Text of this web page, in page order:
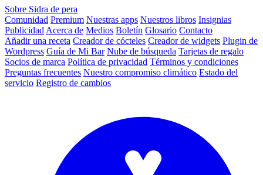
Sobre Sidra de pera
Comunidad Premium Nuestras apps Nuestros libros Insignias
Publicidad Acerca de Medios Boletín Glosario Contacto
Añadir una receta Creador de cócteles Creador de widgets Plugin de
Wordpress Guía de Mi Bar Nube de búsqueda Tarjetas de regalo
Socios de marca Política de privacidad Términos y condiciones
Preguntas frecuentes Nuestro compromiso climático Estado del
servicio Registro de cambios